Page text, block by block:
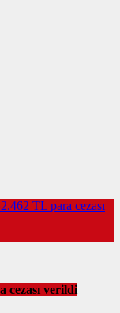
TL para cezası
cezası verildi